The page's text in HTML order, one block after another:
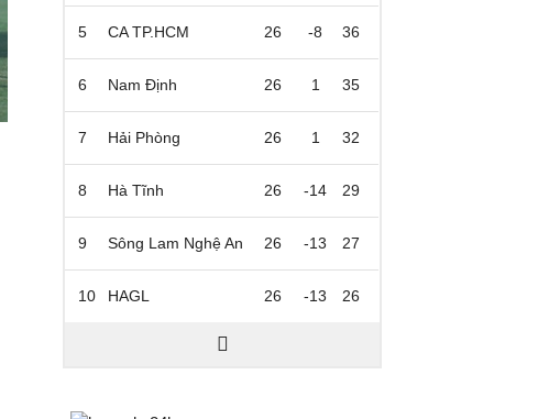
5 CA TP.HCM 26 -8 36
6 Nam Định 26 1 35
7 Hải Phòng 26 1 32
8 Hà Tĩnh 26 -14 29
9 Sông Lam Nghệ An 26 -13 27
10 HAGL 26 -13 26